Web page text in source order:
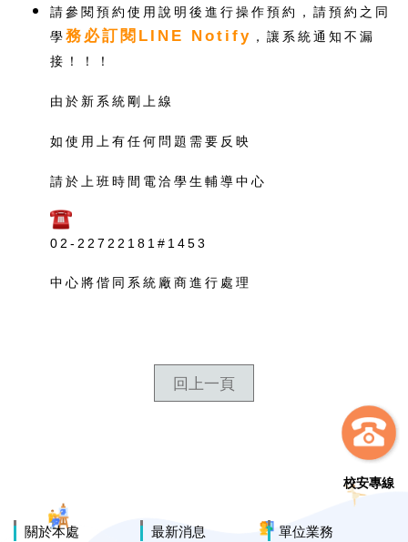
請參閱預約使用說明後進行操作預約，請預約之同
學務必訂閱LINE Notify ，讓系統通知不漏
接！！！
由於新系統剛上線
如使用上有任何問題需要反映
請於上班時間電洽學生輔導中心
02-22722181#1453
中心將偕同系統廠商進行處理
回上一頁
校安專線
關於本處 最新消息 單位業務